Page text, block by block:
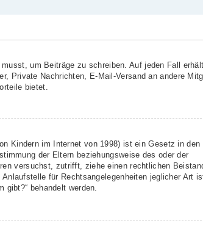
um Beiträge zu schreiben. Auf jeden Fall
Private Nachrichten, E-Mail-Versand an andere
bietet.
Kindern im Internet von 1998) ist ein Gesetz in den
der Eltern beziehungsweise des oder der
versuchst, zutrifft, ziehe einen rechtlichen
für Rechtsangelegenheiten jeglicher Art
behandelt werden.